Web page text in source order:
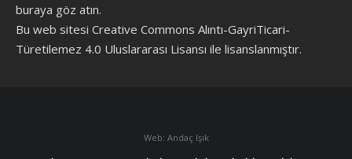
buraya göz atın.
Bu web sitesi Creative Commons Alıntı-GayriTicari-
Türetilemez 4.0 Uluslararası Lisansı ile lisanslanmıştır.
Web: Andaç Işık